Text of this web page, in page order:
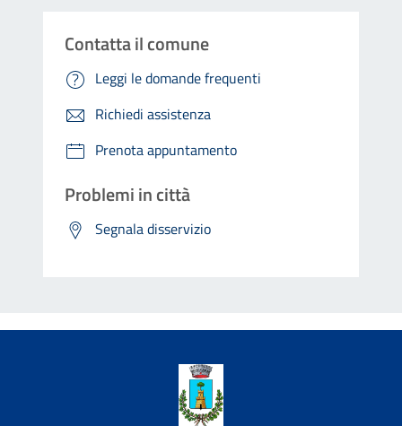
Contatta il comune
Leggi le domande frequenti
Richiedi assistenza
Prenota appuntamento
Problemi in città
Segnala disservizio